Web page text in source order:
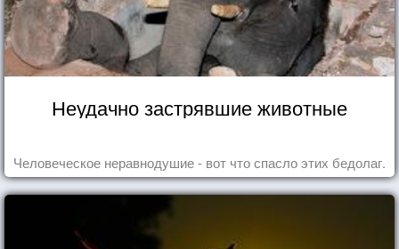
Неудачно застрявшие животные
Человеческое неравнодушие - вот что спасло этих бедолаг.